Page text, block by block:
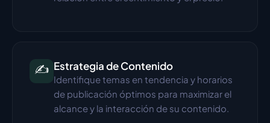
✍️ Estrategia de Contenido
Identifique temas en tendencia y horarios
de publicación óptimos para maximizar el
alcance y la interacción de su contenido.